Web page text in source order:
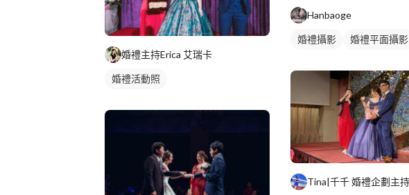
婚禮主持Erica 艾瑞卡
婚禮活動照
Hanbaoge
婚禮攝影 婚禮平面攝影